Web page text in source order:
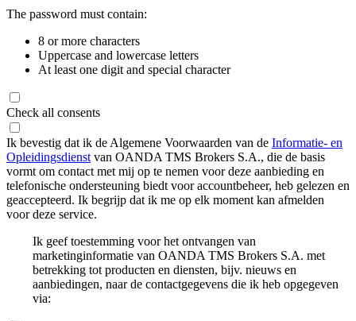
The password must contain:
8 or more characters
Uppercase and lowercase letters
At least one digit and special character
Check all consents
Ik bevestig dat ik de Algemene Voorwaarden van de Informatie- en
Opleidingsdienst van OANDA TMS Brokers S.A., die de basis
vormt om contact met mij op te nemen voor deze aanbieding en
telefonische ondersteuning biedt voor accountbeheer, heb gelezen en
geaccepteerd. Ik begrijp dat ik me op elk moment kan afmelden
voor deze service.
Ik geef toestemming voor het ontvangen van
marketinginformatie van OANDA TMS Brokers S.A. met
betrekking tot producten en diensten, bijv. nieuws en
aanbiedingen, naar de contactgegevens die ik heb opgegeven
via: